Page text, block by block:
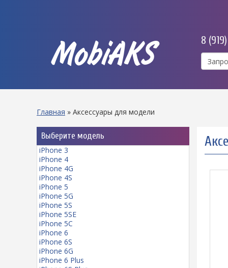
MobiAKS
8
Главная » Аксессуары для модели
Выберите модель
iPhone 3
iPhone 4
iPhone 4G
iPhone 4S
iPhone 5
iPhone 5G
iPhone 5S
iPhone 5SE
iPhone 5C
iPhone 6
iPhone 6S
iPhone 6G
iPhone 6 Plus